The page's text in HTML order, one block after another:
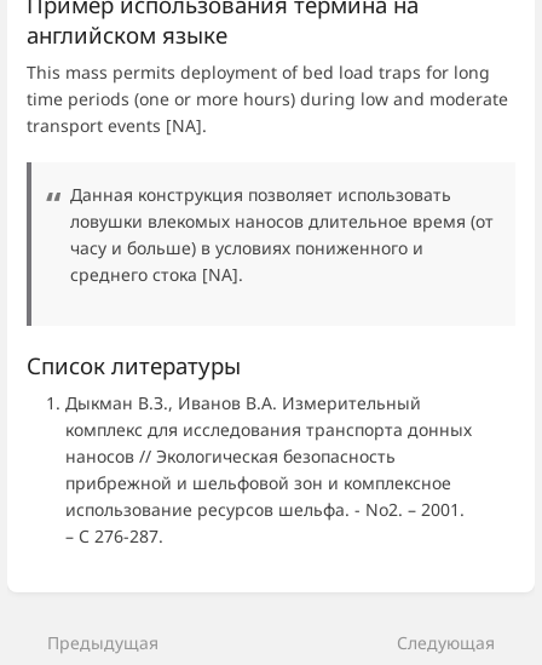
английском языке
This mass permits deployment of bed load traps for long
time periods (one or more hours) during low and moderate
transport events [NA].
Данная конструкция позволяет использовать
ловушки влекомых наносов длительное время (от
часу и больше) в условиях пониженного и
среднего стока [NA].
Список литературы
Дыкман В.З., Иванов В.А. Измерительный
комплекс для исследования транспорта донных
наносов // Экологическая безопасность
прибрежной и шельфовой зон и комплексное
использование ресурсов шельфа. - No2. – 2001.
– С 276-287.
режим
выбора
Предыдущая Следующая